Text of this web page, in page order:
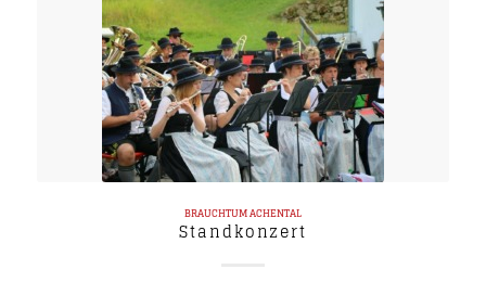
BRAUCHTUMACHENTAL
Standkonzert